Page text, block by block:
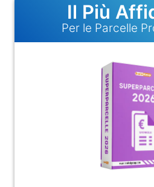
Il Più
Per le Parcelle